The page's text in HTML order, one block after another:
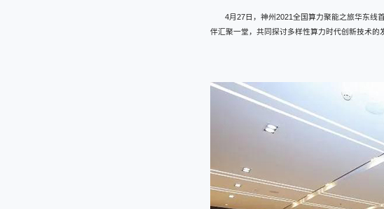
4月27日，神州2021全国算力聚能之旅华东
伴汇聚一堂，共同探讨多样性算力时代创新技术的